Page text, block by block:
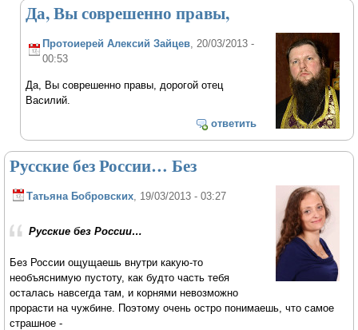
Да, Вы соврешенно правы,
Протоиерей Алексий Зайцев, 20/03/2013 -
00:53
Да, Вы соврешенно правы, дорогой отец
Василий.
ответить
Русские без России… Без
Татьяна Бобровских , 19/03/2013 - 03:27
Русские без России…
Без России ощущаешь внутри какую-то
необъяснимую пустоту, как будто часть тебя
осталась навсегда там, и корнями невозможно
прорасти на чужбине. Поэтому очень остро понимаешь, что самое
страшное -